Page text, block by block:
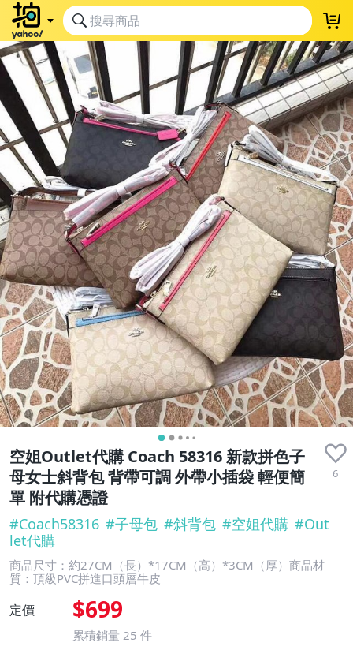
空姐Outlet代購 Coach 58316 新款拼色子
母女士斜背包 背帶可調 外帶小插袋 輕便簡
單 附代購憑證
6
#Coach58316 #子母包 #斜背包 #空姐代購 #Out
let代購
商品尺寸：約27CM（長）*17CM（高）*3CM（厚）商品材
質：頂級PVC拼進口頭層牛皮
定價 $699
累積銷量 25 件